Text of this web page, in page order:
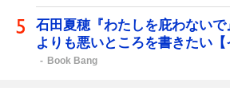
石田夏穂『わたしを庇わない
よりも悪いところを書きたい【
Book Bang